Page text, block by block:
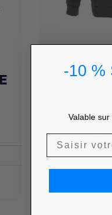

PRIX
-10 %
Valable